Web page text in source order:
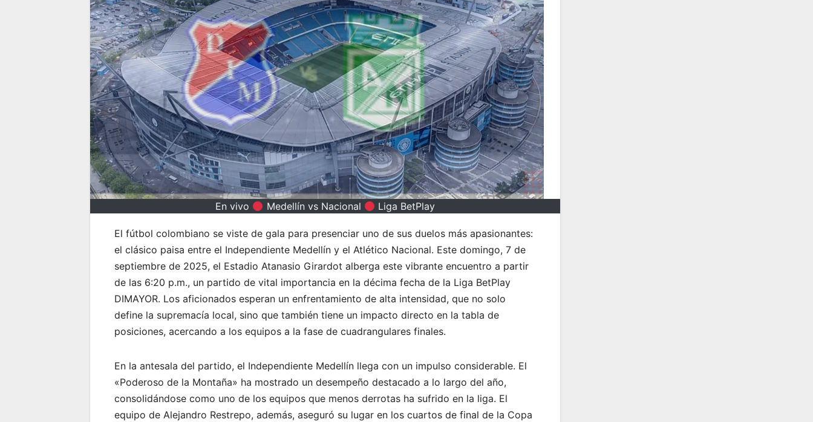
En vivo Medellín vs Nacional Liga BetPlay
El fútbol colombiano se viste de gala para presenciar uno de sus duelos más apasionantes:
el clásico paisa entre el Independiente Medellín y el Atlético Nacional. Este domingo, 7 de
septiembre de 2025, el Estadio Atanasio Girardot alberga este vibrante encuentro a partir
de las 6:20 p.m., un partido de vital importancia en la décima fecha de la Liga BetPlay
DIMAYOR. Los aficionados esperan un enfrentamiento de alta intensidad, que no solo
define la supremacía local, sino que también tiene un impacto directo en la tabla de
posiciones, acercando a los equipos a la fase de cuadrangulares finales.
En la antesala del partido, el Independiente Medellín llega con un impulso considerable. El
«Poderoso de la Montaña» ha mostrado un desempeño destacado a lo largo del año,
consolidándose como uno de los equipos que menos derrotas ha sufrido en la liga. El
equipo de Alejandro Restrepo, además, aseguró su lugar en los cuartos de final de la Copa